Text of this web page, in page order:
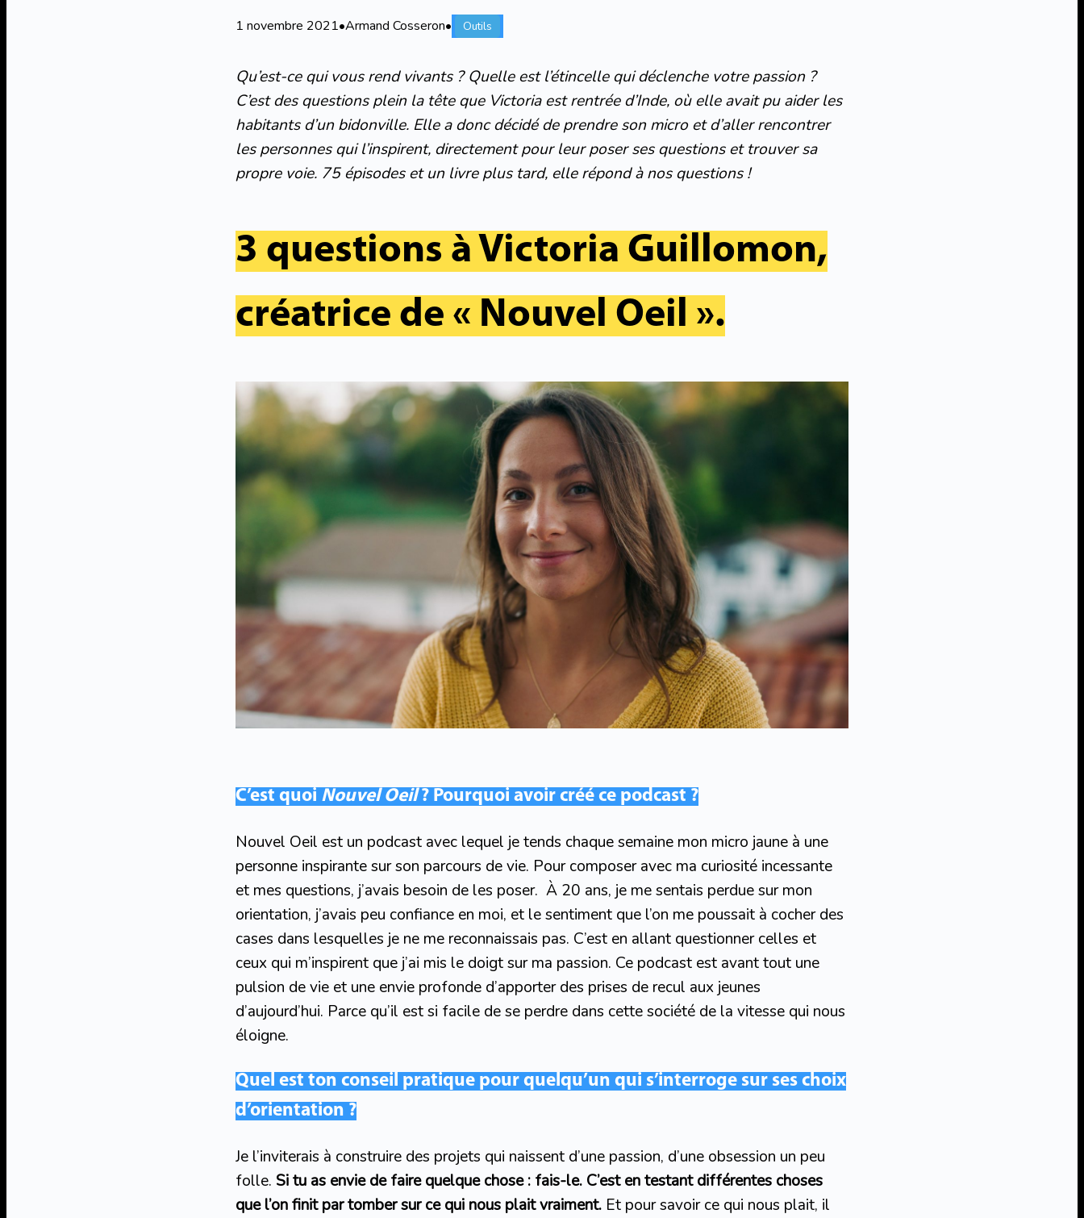
1 novembre 2021•Armand Cosseron• Outils
Qu’est-ce qui vous rend vivants ? Quelle est l’étincelle qui déclenche votre passion ?
C’est des questions plein la tête que Victoria est rentrée d’Inde, où elle avait pu aider les
habitants d’un bidonville. Elle a donc décidé de prendre son micro et d’aller rencontrer
les personnes qui l’inspirent, directement pour leur poser ses questions et trouver sa
propre voie. 75 épisodes et un livre plus tard, elle répond à nos questions !
3 questions à Victoria Guillomon,
créatrice de « Nouvel Oeil ».
C’est quoi Nouvel Oeil? Pourquoi avoir créé ce podcast ?
Nouvel Oeil est un podcast avec lequel je tends chaque semaine mon micro jaune à une
personne inspirante sur son parcours de vie. Pour composer avec ma curiosité incessante
et mes questions, j’avais besoin de les poser. À 20 ans, je me sentais perdue sur mon
orientation, j’avais peu confiance en moi, et le sentiment que l’on me poussait à cocher des
cases dans lesquelles je ne me reconnaissais pas. C’est en allant questionner celles et
ceux qui m’inspirent que j’ai mis le doigt sur ma passion. Ce podcast est avant tout une
pulsion de vie et une envie profonde d’apporter des prises de recul aux jeunes
d’aujourd’hui. Parce qu’il est si facile de se perdre dans cette société de la vitesse qui nous
éloigne.
Quel est ton conseil pratique pour quelqu’un qui s’interroge sur ses choix
d’orientation ?
Je l’inviterais à construire des projets qui naissent d’une passion, d’une obsession un peu
folle. Si tu as envie de faire quelque chose : fais-le. C’est en testant différentes choses
que l’on finit par tomber sur ce qui nous plait vraiment. Et pour savoir ce qui nous plait, il